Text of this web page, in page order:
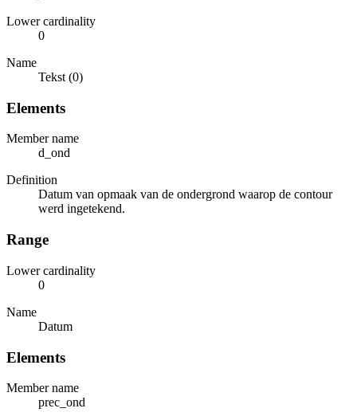
Lower cardinality
0
Name
Tekst (0)
Elements
Member name
d_ond
Definition
Datum van opmaak van de ondergrond waarop de contour
werd ingetekend.
Range
Lower cardinality
0
Name
Datum
Elements
Member name
prec_ond